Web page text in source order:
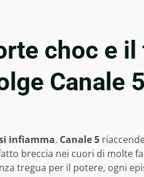
choc e
Canale 5
infiamma. Canale 5
breccia nei cuori di molte
tregua per il potere, ogni